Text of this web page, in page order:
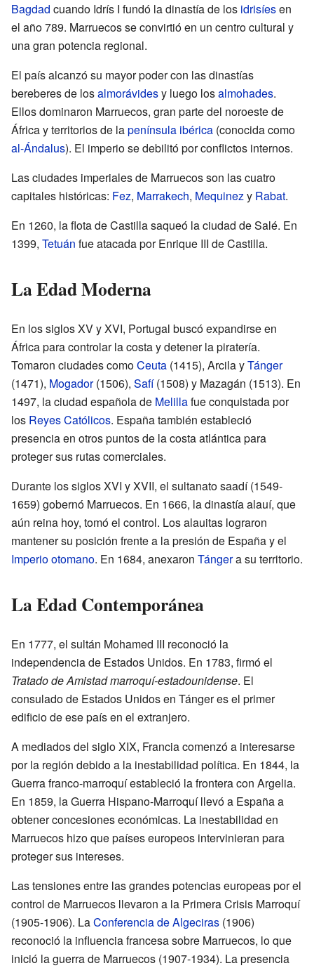
Bagdad cuando Idrís I fundó la dinastía de los idrisíesen
el año 789. Marruecos se convirtió en un centro cultural y
una gran potencia regional.
El país alcanzó su mayor poder con las dinastías
bereberes de losalmorávidesy luego losalmohades.
Ellos dominaron Marruecos, gran parte del noroeste de
África y territorios de lapenínsula ibérica (conocida como
al-Ándalus). El imperio se debilitó por conflictos internos.
Las ciudades imperiales de Marruecos son las cuatro
capitales históricas: Fez, Marrakech, Mequinezy Rabat.
En 1260, la flota de Castilla saqueó la ciudad de Salé. En
1399, Tetuán fue atacada por Enrique III de Castilla.
La Edad Moderna
En los siglos XV y XVI, Portugal buscó expandirse en
África para controlar la costa y detener la piratería.
Tomaron ciudades comoCeuta (1415), Arcila yTánger
(1471), Mogador(1506), Safí(1508) y Mazagán (1513). En
1497, la ciudad española de Melillafue conquistada por
los Reyes Católicos. España también estableció
presencia en otros puntos de la costa atlántica para
proteger sus rutas comerciales.
Durante los siglos XVI y XVII, el sultanato saadí (1549-
1659) gobernó Marruecos. En 1666, la dinastía alauí, que
aún reina hoy, tomó el control. Los alauitas lograron
mantener su posición frente a la presión de España y el
Imperio otomano. En 1684, anexaron Tángera su territorio.
La Edad Contemporánea
En 1777, el sultán Mohamed III reconoció la
independencia de Estados Unidos. En 1783, firmó el
Tratado de Amistad marroquí-estadounidense. El
consulado de Estados Unidos en Tánger es el primer
edificio de ese país en el extranjero.
A mediados del siglo XIX, Francia comenzó a interesarse
por la región debido a la inestabilidad política. En 1844, la
Guerra franco-marroquí estableció la frontera con Argelia.
En 1859, la Guerra Hispano-Marroquí llevó a España a
obtener concesiones económicas. La inestabilidad en
Marruecos hizo que países europeos intervinieran para
proteger sus intereses.
Las tensiones entre las grandes potencias europeas por el
control de Marruecos llevaron a la Primera Crisis Marroquí
(1905-1906). LaConferencia de Algeciras (1906)
reconoció la influencia francesa sobre Marruecos, lo que
inició la guerra de Marruecos (1907-1934). La presencia